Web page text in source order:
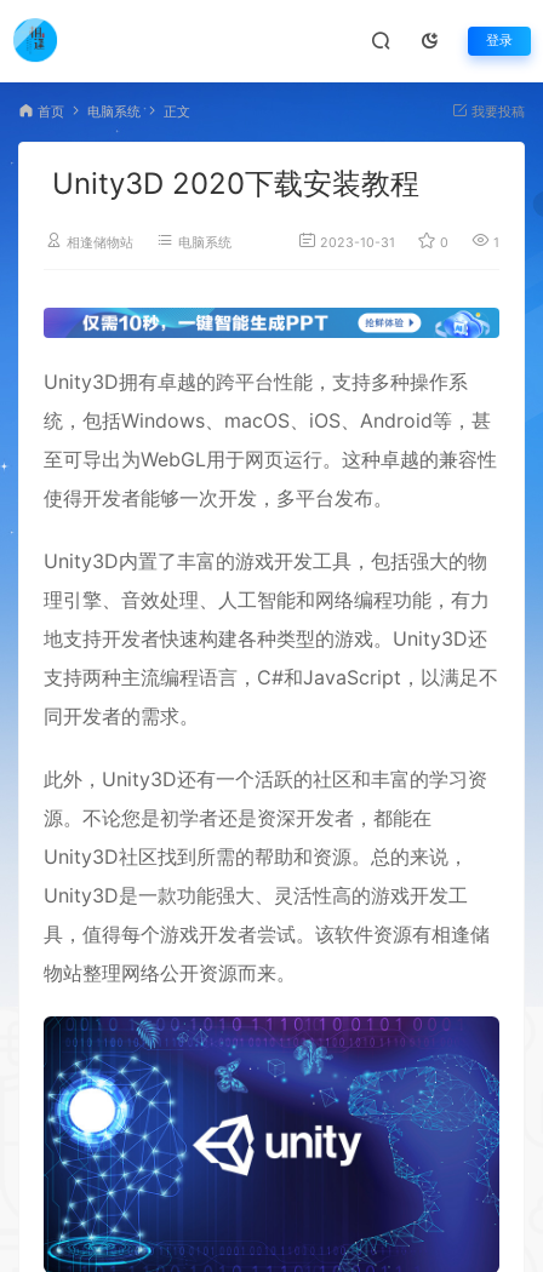
登录
首页 电脑系统 正文 我要投稿
Unity3D 2020下载安装教程
相逢储物站 电脑系统 2023-10-31 0 1,807
Unity3D拥有卓越的跨平台性能，支持多种操作系
统，包括Windows、macOS、iOS、Android等，甚
至可导出为WebGL用于网页运行。这种卓越的兼容性
使得开发者能够一次开发，多平台发布。
Unity3D内置了丰富的游戏开发工具，包括强大的物
理引擎、音效处理、人工智能和网络编程功能，有力
地支持开发者快速构建各种类型的游戏。Unity3D还
支持两种主流编程语言，C#和JavaScript，以满足不
同开发者的需求。
此外，Unity3D还有一个活跃的社区和丰富的学习资
源。不论您是初学者还是资深开发者，都能在
Unity3D社区找到所需的帮助和资源。总的来说，
Unity3D是一款功能强大、灵活性高的游戏开发工
具，值得每个游戏开发者尝试。该软件资源有相逢储
物站整理网络公开资源而来。